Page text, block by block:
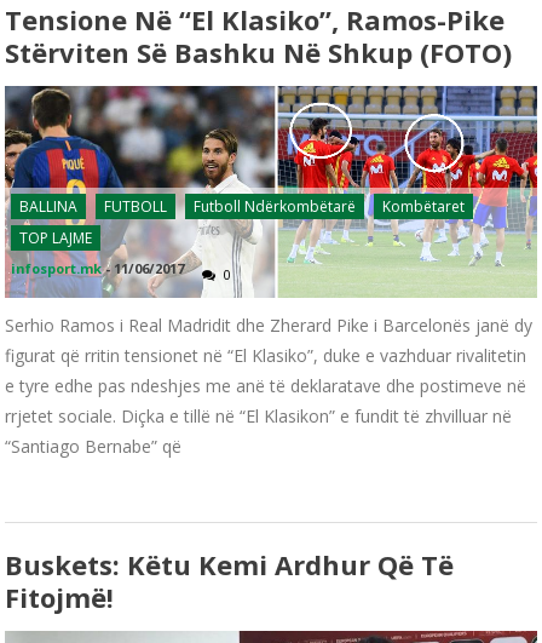
Tensione Në “El Klasiko”, Ramos-Pike
Stërviten Së Bashku Në Shkup (FOTO)
BALLINA FUTBOLL Futboll Ndërkombëtarë
Kombëtaret
TOP LAJME
infosport.mk - 11/06/2017 0
Serhio Ramos i Real Madridit dhe Zherard Pike i Barcelonës janë dy
figurat që rritin tensionet në “El Klasiko”, duke e vazhduar rivalitetin
e tyre edhe pas ndeshjes me anë të deklaratave dhe postimeve në
rrjetet sociale. Diçka e tillë në “El Klasikon” e fundit të zhvilluar në
“Santiago Bernabe” që
Buskets: Këtu Kemi Ardhur Që Të
Fitojmë!